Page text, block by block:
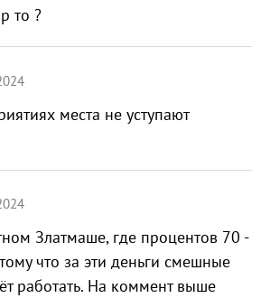
то ?
места не уступают
Златмаше, где процентов 70 -
что за эти деньги смешные
работать. На коммент выше